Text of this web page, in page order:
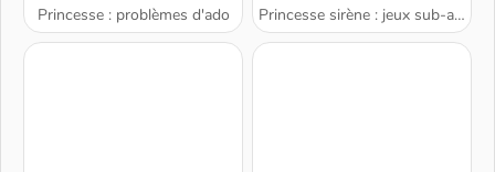
Princesse : problèmes d'ado Princesse sirène : jeux sub-aquatiques